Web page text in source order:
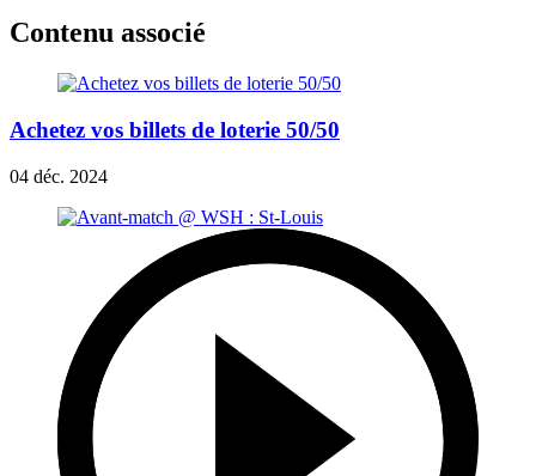
Contenu associé
Achetez vos billets de loterie 50/50
04 déc. 2024